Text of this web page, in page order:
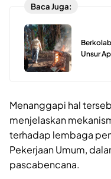
Baca Juga:
Unsur
Menanggapi hal
menjelaskan
terhadap lembaga
Pekerjaan Umum,
pascabencana.